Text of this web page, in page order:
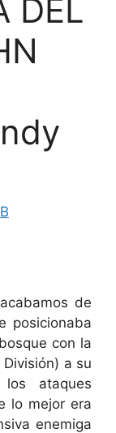
DEL
de
posicionaba
con la
División) a su
ataques
lo mejor era
enemiga